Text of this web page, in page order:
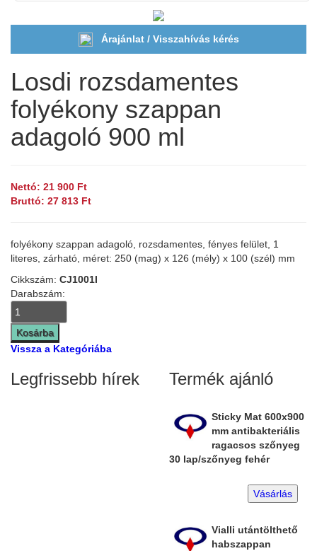
Árajánlat / Visszahívás kérés
Losdi rozsdamentes
folyékony szappan
adagoló 900 ml
Nettó: 21 900 Ft
Bruttó: 27 813 Ft
folyékony szappan adagoló, rozsdamentes, fényes felület, 1
literes, zárható, méret: 250 (mag) x 126 (mély) x 100 (szél) mm
Cikkszám: CJ1001I
Darabszám:
Vissza a Kategóriába
Legfrissebb hírek Termék ajánló
Sticky Mat 600x900
mm antibakteriális
ragacsos szőnyeg
30 lap/szőnyeg fehér
Vásárlás
Vialli utántölthető
habszappan